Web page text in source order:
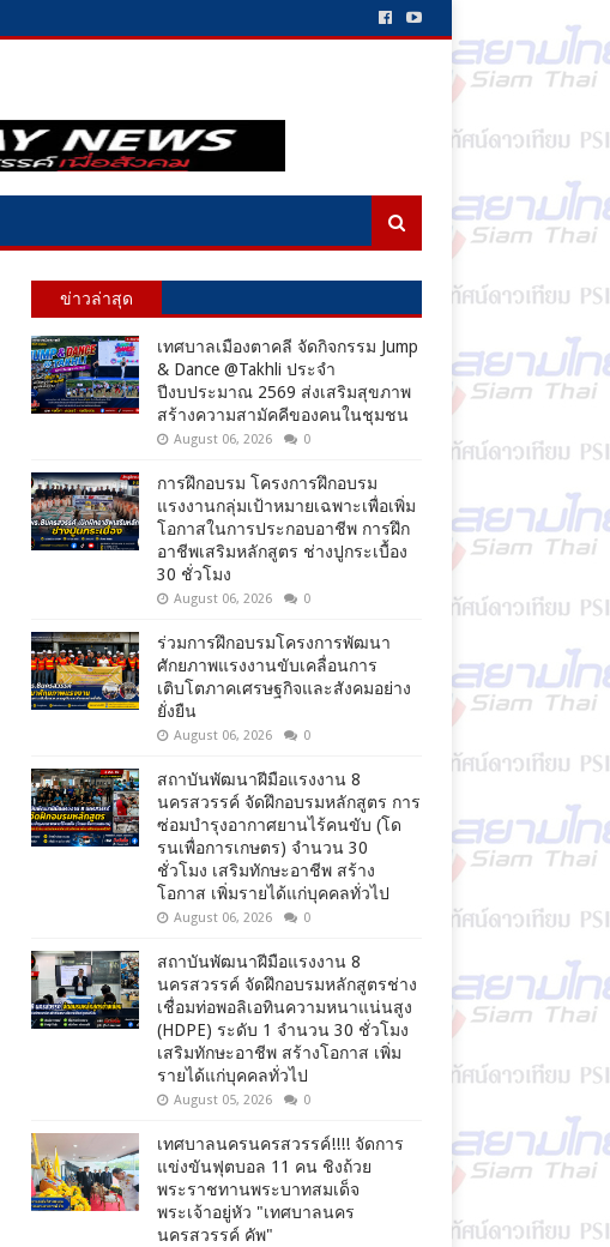
ข่าวล่าสุด
เทศบาลเมืองตาคลี จัดกิจกรรม Jump
& Dance @Takhli ประจำ
ปีงบประมาณ 2569 ส่งเสริมสุขภาพ
สร้างความสามัคคีของคนในชุมชน
August 06, 2026 0
การฝึกอบรม โครงการฝึกอบรม
แรงงานกลุ่มเป้าหมายเฉพาะเพื่อเพิ่ม
โอกาสในการประกอบอาชีพ การฝึก
อาชีพเสริมหลักสูตร ช่างปูกระเบื้อง
30 ชั่วโมง
August 06, 2026 0
ร่วมการฝึกอบรมโครงการพัฒนา
ศักยภาพแรงงานขับเคลื่อนการ
เติบโตภาคเศรษฐกิจและสังคมอย่าง
ยั่งยืน
August 06, 2026 0
สถาบันพัฒนาฝีมือแรงงาน 8
นครสวรรค์ จัดฝึกอบรมหลักสูตร การ
ซ่อมบำรุงอากาศยานไร้คนขับ (โด
รนเพื่อการเกษตร) จำนวน 30
ชั่วโมง เสริมทักษะอาชีพ สร้าง
โอกาส เพิ่มรายได้แก่บุคคลทั่วไป
August 06, 2026 0
สถาบันพัฒนาฝีมือแรงงาน 8
นครสวรรค์ จัดฝึกอบรมหลักสูตรช่าง
เชื่อมท่อพอลิเอทินความหนาแน่นสูง
(HDPE) ระดับ 1 จำนวน 30 ชั่วโมง
เสริมทักษะอาชีพ สร้างโอกาส เพิ่ม
รายได้แก่บุคคลทั่วไป
August 05, 2026 0
เทศบาลนครนครสวรรค์!!!! จัดการ
แข่งขันฟุตบอล 11 คน ชิงถ้วย
พระราชทานพระบาทสมเด็จ
พระเจ้าอยู่หัว "เทศบาลนคร
นครสวรรค์ คัพ"